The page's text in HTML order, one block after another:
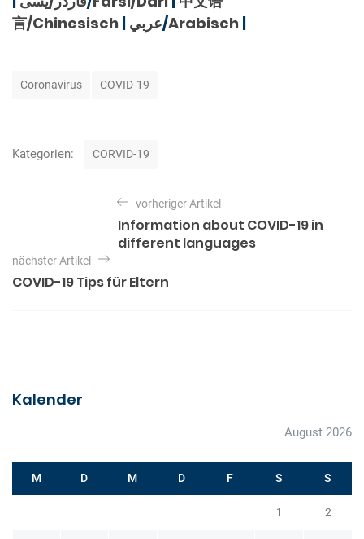
言/Chinesisch | عربي/Arabisch |
g
r
Coronavirus COVID-19
Kategorien:
i
e
n
CORVID-19
t
r
a
i
vorheriger Artikel
Information about COVID-19 in
different languages
nächster Artikel
COVID-19 Tips für Eltern
Kalender
August 2026
M D M D F S S
1 2